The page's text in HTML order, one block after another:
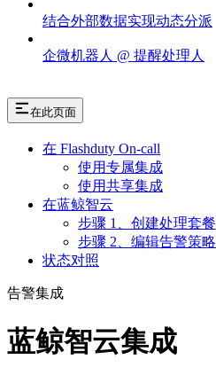
结合外部数据实现动态分派
企微机器人 @ 提醒处理人
在此页面
在 Flashduty On-call
使用专属集成
使用共享集成
在蓝鲸智云
步骤 1、创建处理套餐
步骤 2、编辑告警策略
状态对照
告警集成
蓝鲸智云集成